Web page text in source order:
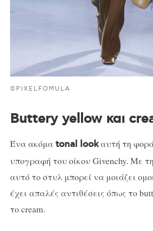
©PIXELFOMULA
Buttery yellow και
Ένα ακόμαtonal lookαυτή τη
υπογραφή του οίκου Givenchy. Με
αυτό το στυλ μπορεί να μοιάζει
έχει απαλές αντιθέσεις όπως το
το cream.